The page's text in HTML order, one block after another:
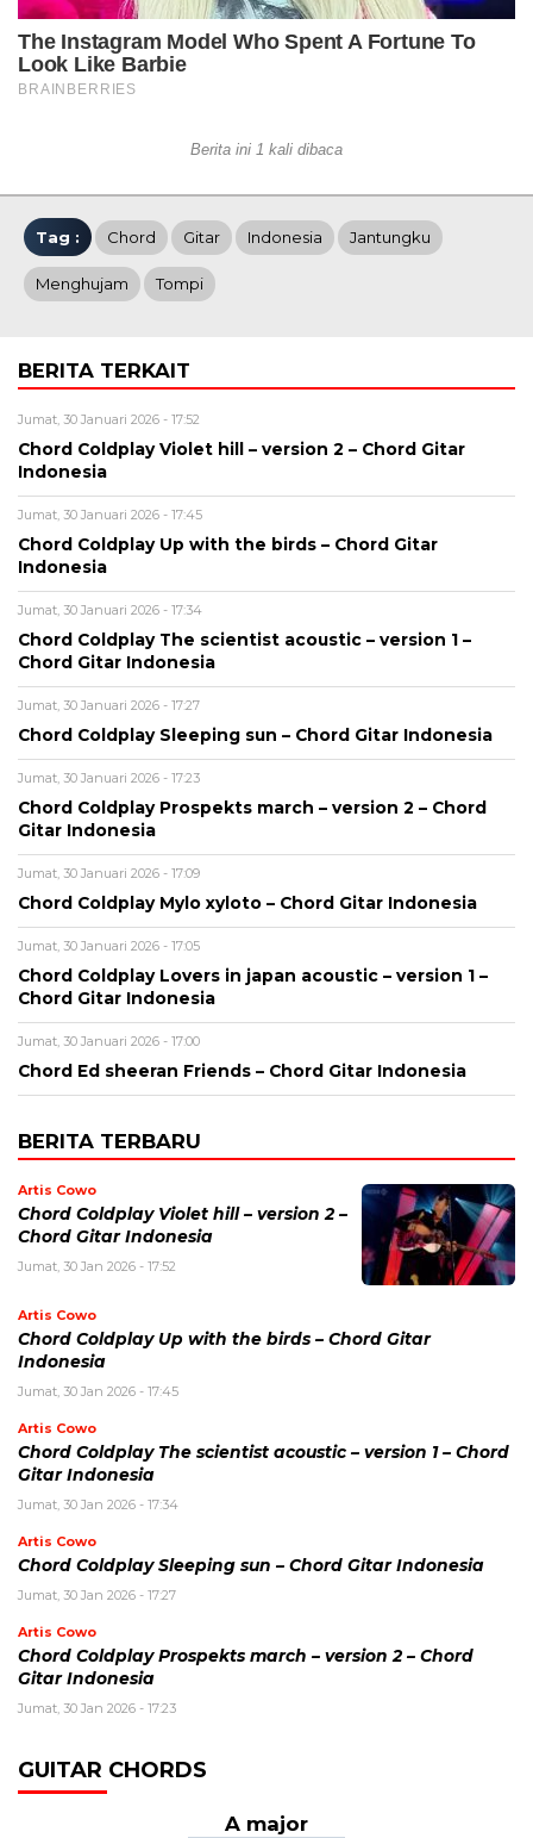
Berita ini 1 kali dibaca
Tag : Chord Gitar Indonesia Jantungku
Menghujam Tompi
BERITA TERKAIT
Jumat, 30 Januari 2026 - 17:52
Chord Coldplay Violet hill – version 2 – Chord Gitar
Indonesia
Jumat, 30 Januari 2026 - 17:45
Chord Coldplay Up with the birds – Chord Gitar
Indonesia
Jumat, 30 Januari 2026 - 17:34
Chord Coldplay The scientist acoustic – version 1 –
Chord Gitar Indonesia
Jumat, 30 Januari 2026 - 17:27
Chord Coldplay Sleeping sun – Chord Gitar Indonesia
Jumat, 30 Januari 2026 - 17:23
Chord Coldplay Prospekts march – version 2 – Chord
Gitar Indonesia
Jumat, 30 Januari 2026 - 17:09
Chord Coldplay Mylo xyloto – Chord Gitar Indonesia
Jumat, 30 Januari 2026 - 17:05
Chord Coldplay Lovers in japan acoustic – version 1 –
Chord Gitar Indonesia
Jumat, 30 Januari 2026 - 17:00
Chord Ed sheeran Friends – Chord Gitar Indonesia
BERITA TERBARU
Artis Cowo
Chord Coldplay Violet hill – version 2 –
Chord Gitar Indonesia
Jumat, 30 Jan 2026 - 17:52
Artis Cowo
Chord Coldplay Up with the birds – Chord Gitar
Indonesia
Jumat, 30 Jan 2026 - 17:45
Artis Cowo
Chord Coldplay The scientist acoustic – version 1 – Chord
Gitar Indonesia
Jumat, 30 Jan 2026 - 17:34
Artis Cowo
Chord Coldplay Sleeping sun – Chord Gitar Indonesia
Jumat, 30 Jan 2026 - 17:27
Artis Cowo
Chord Coldplay Prospekts march – version 2 – Chord
Gitar Indonesia
Jumat, 30 Jan 2026 - 17:23
GUITAR CHORDS
A major